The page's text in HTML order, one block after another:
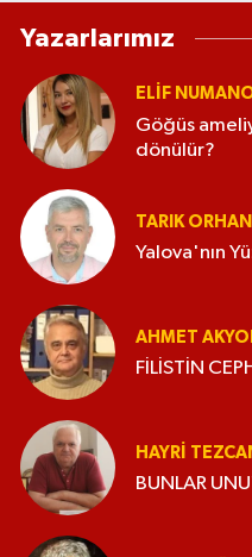
Yazarlarımız
ELİF
Göğüs
dönülür?
TARIK ORHAN
Yalova'nın
AHMET
FİLİSTİN
HAYRI
BUNLAR